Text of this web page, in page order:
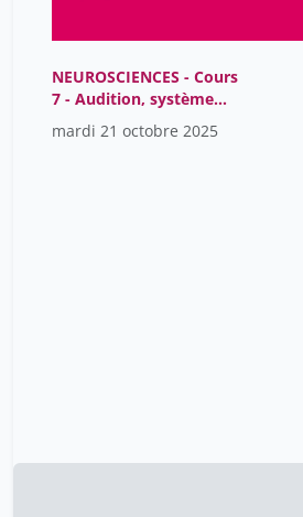
NEUROSCIENCES - Cours
7 - Audition, système
vestibulaire
mardi 21 octobre 2025